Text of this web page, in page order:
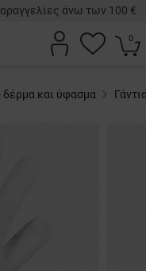
άνω των 100 €
0
δέρμα και ύφασμα